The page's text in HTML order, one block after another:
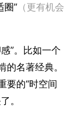
圈” （更有机会
”。比如一个
名著经典。
要的“时空间
。